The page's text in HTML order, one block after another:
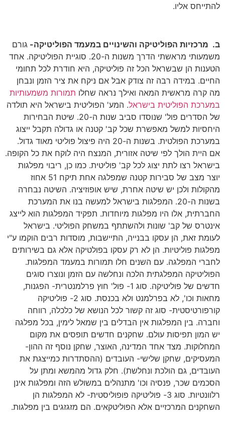
להתייחס אליו.
ב. מרכזיות הפוליטיקה והשינויים במעמד הפוליטיקה- גורם
משמעותי מראשתי הדרך משנות ה-20. סוגיית הפוליטיקה. אחד
הטענות הן שבשראל הכל זה פוליטיקה, היא חודרת לכל תחומי
החיים. במידה רבה זה צודק אבל אם ניקח את ציר הזמן ונבחן
מה קרה מראשית המאה ואילך נראה שחלו תמורות משמעותיות
במערכת הפוליטית בישראל. המע' הפוליטית בישראל היא תולדה
של הסדרים פול' שנוסדו סביב שנות ה-20. שיטת הבחירות
היחסיות למשל מאפשרת שכל קב' קטנה או גדולה תקבל ייצוג
במערכת הפולטית. בשנות ה-20 היה פיצול פוליטי מאוד גדול.
אם היית הולך לפי שיטה אזורית, המנצח היה לוקח את כל הקופה.
בישראל רצו לתת יצוג לכל קב' פוליטית. כמו כן, ריבוי מפלגות
יוצר מצב של סבירות קטנה שמפלגה אחת תיקח 51 אחוז
מהקולות ולכן יש שיטה אחרת, שיש אופוזיציה. השיטה נבחרה
בשנות ה-20. המפלגות בישראל למעשה בנו את המערכת
החברתית, אלו היו מפלגות מיוחדות. תפקיד המפלגות הוא לייצג
אינטרס של קב' שונות ולהשתתף במשחק הפוליטי. בישראל
לעומת זאת, הן עסקו בבנייה, התיישבות, מוסדות רבים הוקמו ע"י
מפלגות פוליטיות. הן לא רק עסקו בפולטיקה אלא גם בשירותים
לחברי המפלגה. עם השנים חלו תמורות במעמד המפלגות.
הפוליטיקה המפלגתית הלכה ונחלשה עם הזמן ונוצרו סוגים
חדשים של פוליטיקה. סוג 1- פול' חוץ פרלמנטרית- הפגנות,
מחאות וכו', לא בפרלמנט ולא בכנסת. סוג 2- פוליטיקה
קורפורטיסטית- סוג זה קשור לכל הנושא של כלכלה, רווחה
וחברה. בין המפלגות אין הבדלים בין שמאל לימין, בכל מפלגה
יש המון תפיסות עולם. שחקנים חדשים תופסים את מקום
המחלוקות. מצד אחד המדינה, האוצר, שחקן נוסף זה ההון-
המעסיקים, שחקן שלישי- העובדים (ההסתדרות כמייצגת את
העובדים, גם הולכת ונחלשת). חלק גדול מהמשא ומתן על
הסכמים שכר, פנסיה וכו' מתנהלים במשולש הזה ומפלגות אינן
רלוונטיות. סוג 3- פוליטיקה פופוליסטית- לא המפלגות הן
השחקנים המרכזיים אלא הפוליטקאים. הם מזגזגים בין מפלגות.